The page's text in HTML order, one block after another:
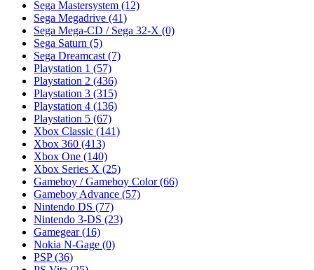
Sega Mastersystem (12)
Sega Megadrive (41)
Sega Mega-CD / Sega 32-X (0)
Sega Saturn (5)
Sega Dreamcast (7)
Playstation 1 (57)
Playstation 2 (436)
Playstation 3 (315)
Playstation 4 (136)
Playstation 5 (67)
Xbox Classic (141)
Xbox 360 (413)
Xbox One (140)
Xbox Series X (25)
Gameboy / Gameboy Color(66)
Gameboy Advance (57)
Nintendo DS (77)
Nintendo 3-DS (23)
Gamegear(16)
Nokia N-Gage (0)
PSP(36)